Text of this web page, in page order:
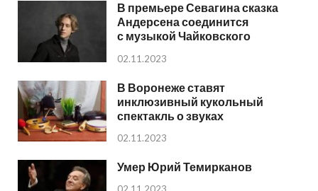
В премьере Севагина сказка
Андерсена соединится
с музыкой Чайковского
02.11.2023
В Воронеже ставят
инклюзивный кукольный
спектакль о звуках
02.11.2023
Умер Юрий Темирканов